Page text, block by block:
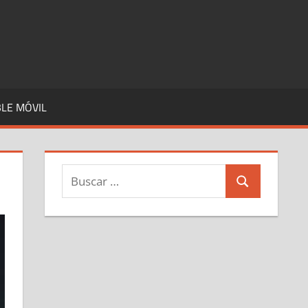
MÓVIL
Buscar:
Buscar